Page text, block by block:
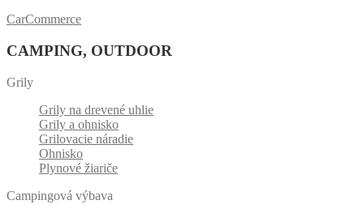
CarCommerce
CAMPING, OUTDOOR
Grily
Grily na drevené uhlie
Grily a ohnisko
Grilovacie náradie
Ohnisko
Plynové žiariče
Campingová výbava